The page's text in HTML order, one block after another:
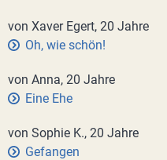
von Xaver Egert, 20 Jahre
Oh, wie schön!
von Anna, 20 Jahre
Eine Ehe
von Sophie K., 20 Jahre
Gefangen